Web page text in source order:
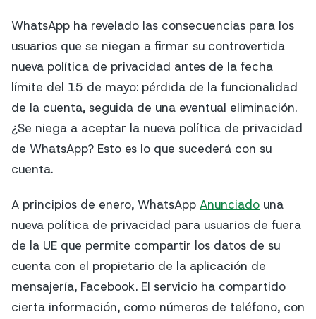
WhatsApp ha revelado las consecuencias para los
usuarios que se niegan a firmar su controvertida
nueva política de privacidad antes de la fecha
límite del 15 de mayo: pérdida de la funcionalidad
de la cuenta, seguida de una eventual eliminación.
¿Se niega a aceptar la nueva política de privacidad
de WhatsApp? Esto es lo que sucederá con su
cuenta.
A principios de enero, WhatsApp Anunciado una
nueva política de privacidad para usuarios de fuera
de la UE que permite compartir los datos de su
cuenta con el propietario de la aplicación de
mensajería, Facebook. El servicio ha compartido
cierta información, como números de teléfono, con